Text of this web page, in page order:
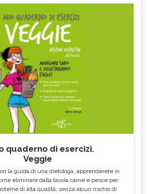
quaderno di esercizi.
Veggie
la guida di una dietologa, apprenderete in
eliminare dalla tavola carne e pesce per
di alta qualità, senza alcun rischio di